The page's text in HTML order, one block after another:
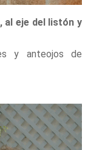
al eje del listón y
y anteojos de